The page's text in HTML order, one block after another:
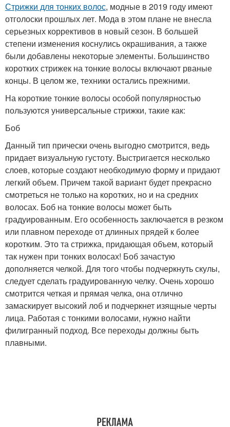
Стрижки для тонких волос, модные в 2019 году имеют
отголоски прошлых лет. Мода в этом плане не внесла
серьезных коррективов в новый сезон. В большей
степени изменения коснулись окрашивания, а также
были добавлены некоторые элементы. Большинство
коротких стрижек на тонкие волосы включают рваные
концы. В целом же, техники остались прежними.
На короткие тонкие волосы особой популярностью
пользуются универсальные стрижки, такие как:
Боб
Данный тип прически очень выгодно смотрится, ведь
придает визуальную густоту. Выстригается несколько
слоев, которые создают необходимую форму и придают
легкий объем. Причем такой вариант будет прекрасно
смотреться не только на коротких, но и на средних
волосах. Боб на тонкие волосы может быть
градуированным. Его особенность заключается в резком
или плавном переходе от длинных прядей к более
коротким. Это та стрижка, придающая объем, который
так нужен при тонких волосах! Боб зачастую
дополняется челкой. Для того чтобы подчеркнуть скулы,
следует сделать градуированную челку. Очень хорошо
смотрится четкая и прямая челка, она отлично
замаскирует высокий лоб и подчеркнет изящные черты
лица. Работая с тонкими волосами, нужно найти
филигранный подход. Все переходы должны быть
плавными.